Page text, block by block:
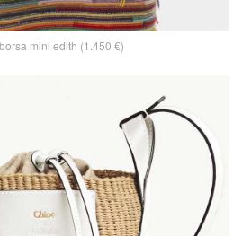
mini edith (1.450 €)